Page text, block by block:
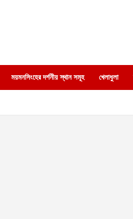
ময়মনসিংহের দর্শনীয় স্থান সমূহ খেলাধুলা